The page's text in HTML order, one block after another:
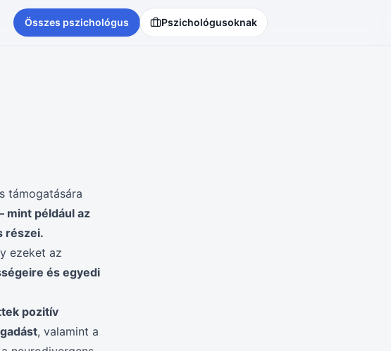
Összes pszichológus Pszichológusoknak
támogatására
mint például az
részei.
ezeket az
és egyedi
pozitív
, valamint a